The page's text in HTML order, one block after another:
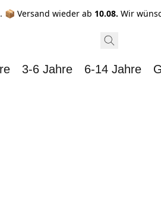
Versand wieder ab 10.08. Wir
3-6 Jahre 6-14 Jahre